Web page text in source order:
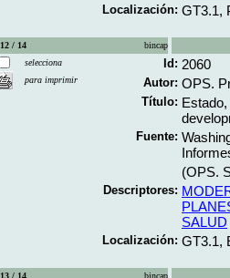
Localización: GT3.1,
12 / 14
bincap
selecciona
para imprimir
Id: 2060
Autor: OPS.
Título:
Fuente:
(OPS.
Descriptores:
SALUD
Localización: GT3.1,
13 / 14
bincap